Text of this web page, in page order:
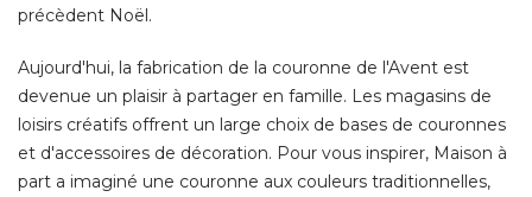
précèdent Noël.
Aujourd'hui, la fabrication de la couronne de l'Avent est
devenue un plaisir à partager en famille. Les magasins de
loisirs créatifs offrent un large choix de bases de couronnes
et d'accessoires de décoration. Pour vous inspirer, Maison à
part a imaginé une couronne aux couleurs traditionnelles,